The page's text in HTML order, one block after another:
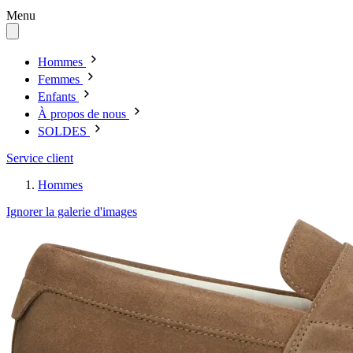
Menu
Hommes
Femmes
Enfants
À propos de nous
SOLDES
Service client
Hommes
Ignorer la galerie d'images